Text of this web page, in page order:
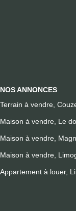
NOS ANNONCES
Terrain à vendre,
Maison à vendre, Le
Maison à vendre,
Maison à vendre,
Appartement à louer,